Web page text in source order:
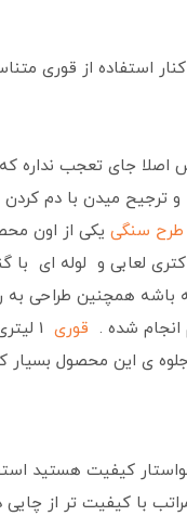
استفاده از قوری
جای تعجب نداره
ترجیح میدن با دم
طرح سنگی یکی از اون
لعابی و لوله ای
همچنین طراحی به
انجام شده . قوری
1
ی این محصول بسیار
کیفیت هستید
با کیفیت تر از